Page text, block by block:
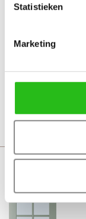
Statistieken
Marketing